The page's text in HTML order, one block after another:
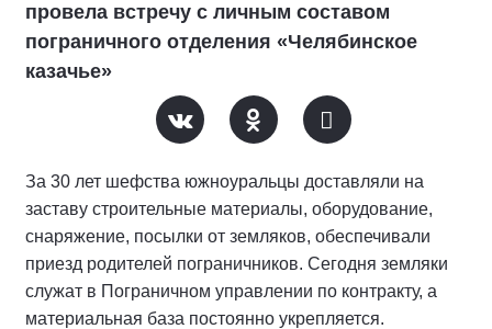
провела встречу с личным составом
пограничного отделения «Челябинское
казачье»
За 30 лет шефства южноуральцы доставляли на
заставу строительные материалы, оборудование,
снаряжение, посылки от земляков, обеспечивали
приезд родителей пограничников. Сегодня земляки
служат в Пограничном управлении по контракту, а
материальная база постоянно укрепляется.